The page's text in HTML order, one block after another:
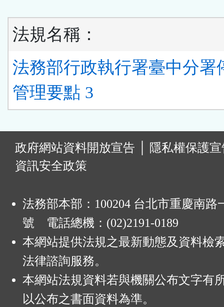
法規名稱：
法務部行政執行署臺中分署
管理要點 3
政府網站資料開放宣告
隱私權保護
資訊安全政策
法務部本部：100204 台北市重慶南路
號 電話總機：(02)2191-0189
本網站提供法規之最新動態及資料檢
法律諮詢服務。
本網站法規資料若與機關公布文字有
以公布之書面資料為準。